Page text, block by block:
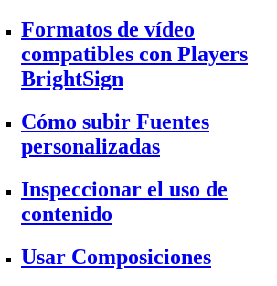
Formatos de vídeo
compatibles con Players
BrightSign
Cómo subir Fuentes
personalizadas
Inspeccionar el uso de
contenido
Usar Composiciones